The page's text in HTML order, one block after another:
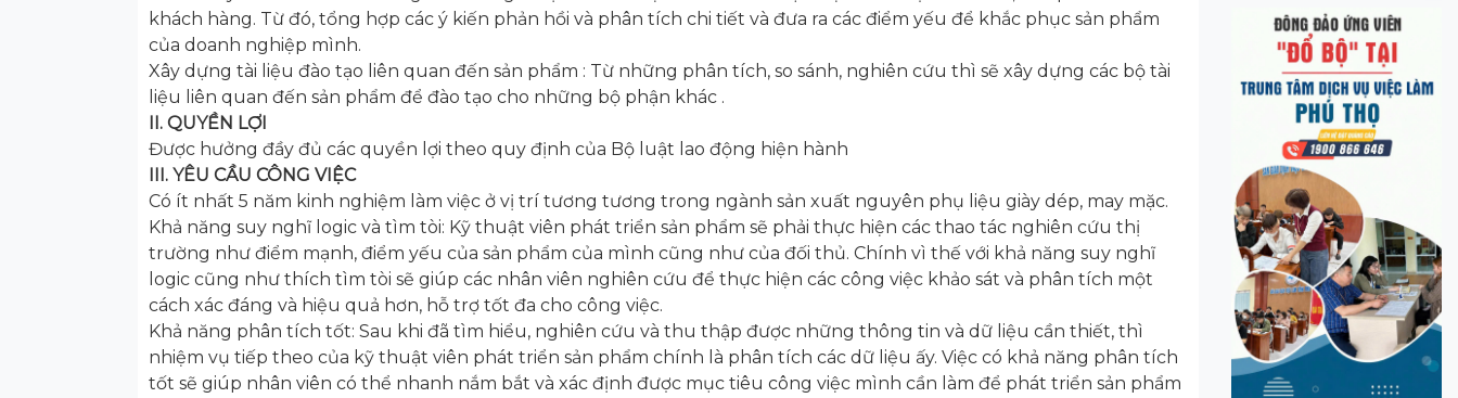
khách hàng. Từ đó, tổng hợp các ý kiến phản hồi và phân tích chi tiết và đưa ra các điểm yếu để khắc phục sản phẩm
của doanh nghiệp mình.
Xây dựng tài liệu đào tạo liên quan đến sản phẩm : Từ những phân tích, so sánh, nghiên cứu thì sẽ xây dựng các bộ tài
liệu liên quan đến sản phẩm để đào tạo cho những bộ phận khác .
II. QUYỀN LỢI
Được hưởng đầy đủ các quyền lợi theo quy định của Bộ luật lao động hiện hành
III. YÊU CẦU CÔNG VIỆC
Có ít nhất 5 năm kinh nghiệm làm việc ở vị trí tương tương trong ngành sản xuất nguyên phụ liệu giày dép, may mặc.
Khả năng suy nghĩ logic và tìm tòi: Kỹ thuật viên phát triển sản phẩm sẽ phải thực hiện các thao tác nghiên cứu thị
trường như điểm mạnh, điểm yếu của sản phẩm của mình cũng như của đối thủ. Chính vì thế với khả năng suy nghĩ
logic cũng như thích tìm tòi sẽ giúp các nhân viên nghiên cứu để thực hiện các công việc khảo sát và phân tích một
cách xác đáng và hiệu quả hơn, hỗ trợ tốt đa cho công việc.
Khả năng phân tích tốt: Sau khi đã tìm hiểu, nghiên cứu và thu thập được những thông tin và dữ liệu cần thiết, thì
nhiệm vụ tiếp theo của kỹ thuật viên phát triển sản phẩm chính là phân tích các dữ liệu ấy. Việc có khả năng phân tích
tốt sẽ giúp nhân viên có thể nhanh nắm bắt và xác định được mục tiêu công việc mình cần làm để phát triển sản phẩm